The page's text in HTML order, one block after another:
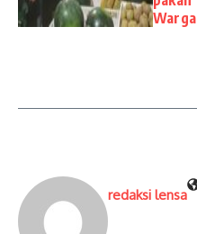
Warga
redaksi lensa